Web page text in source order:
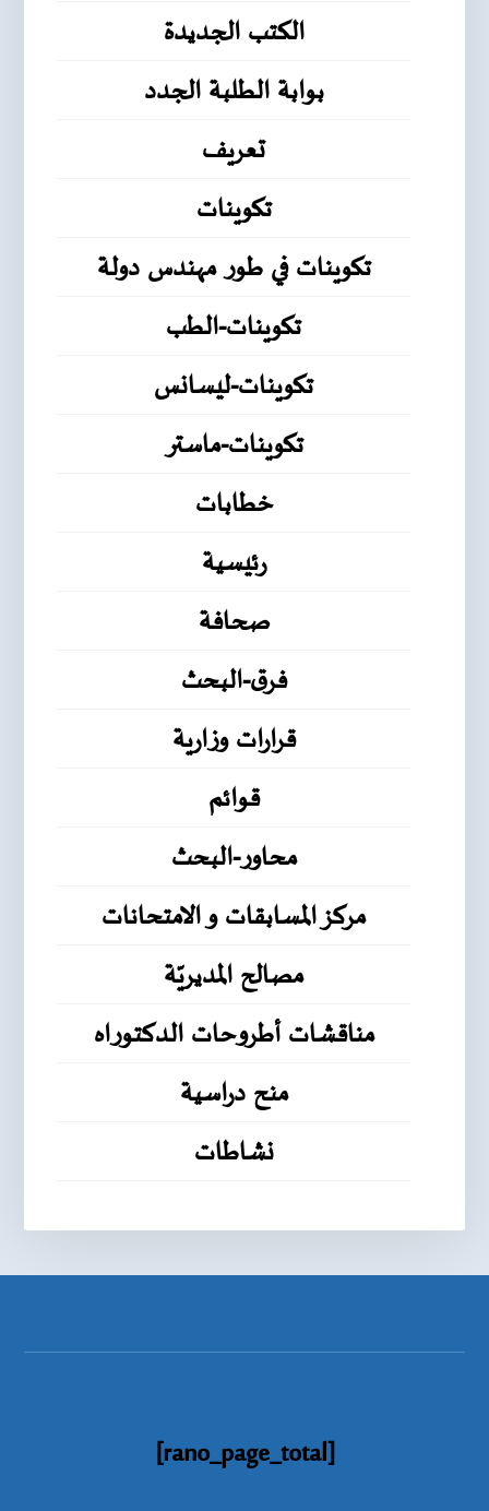
الكتب الجديدة
بوابة الطلبة الجدد
تعريف
تكوينات
تكوينات في طور مهندس دولة
تكوينات-الطب
تكوينات-ليسانس
تكوينات-ماستر
خطابات
رئيسية
صحافة
فرق-البحث
قرارات وزارية
قوائم
محاور-البحث
مركز المسابقات و الامتحانات
مصالح المديريّة
مناقشات أطروحات الدكتوراه
منح دراسية
نشاطات
[rano_page_total]